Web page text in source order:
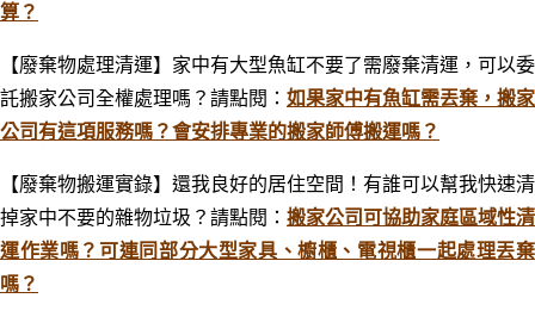
算？
【廢棄物處理清運】家中有大型魚缸不要了需廢棄清運，可以委
託搬家公司全權處理嗎？ 請點閱： 如果家中有魚缸需丟棄，搬家
公司有這項服務嗎？會安排專業的搬家師傅搬運嗎？
【廢棄物搬運實錄】還我良好的居住空間！有誰可以幫我快速清
掉家中不要的雜物垃圾？ 請點閱： 搬家公司可協助家庭區域性清
運作業嗎？可連同部分大型家具、櫥櫃、電視櫃一起處理丟棄
嗎？